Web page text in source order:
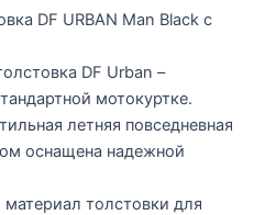
DF URBAN Man Black с
DF Urban –
мотокуртке.
летняя повседневная
оснащена надежной
толстовки для